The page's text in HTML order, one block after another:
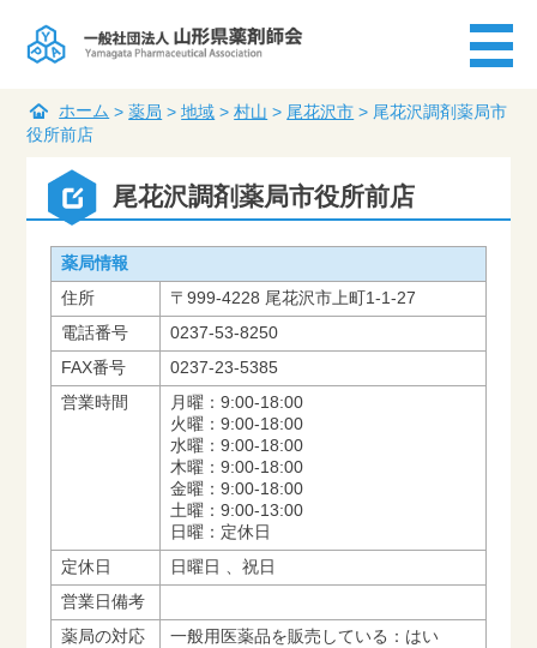
ホーム >薬局 >地域 >村山 > 尾花沢市 > 尾花沢調剤薬局市
役所前店
尾花沢調剤薬局市役所前店
薬局情報
住所
〒999-4228 尾花沢市上町1-1-27
電話番号
0237-53-8250
FAX番号
0237-23-5385
営業時間
月曜：9:00-18:00
火曜：9:00-18:00
水曜：9:00-18:00
木曜：9:00-18:00
金曜：9:00-18:00
土曜：9:00-13:00
日曜：定休日
定休日
日曜日 、祝日
営業日備考
薬局の対応
一般用医薬品を販売している：はい